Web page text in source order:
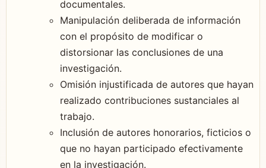
documentales.
Manipulación deliberada de información
con el propósito de modificar o
distorsionar las conclusiones de una
investigación.
Omisión injustificada de autores que hayan
realizado contribuciones sustanciales al
trabajo.
Inclusión de autores honorarios, ficticios o
que no hayan participado efectivamente
en la investigación.